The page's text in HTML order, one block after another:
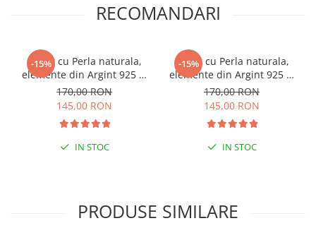
RECOMANDARI
-15%
Colier cu Perla naturala,
elemente din Argint 925 si
margele Miyuki, multicolor
170,00 RON
145,00 RON
IN STOC
-15%
Colier cu Perla naturala,
elemente din Argint 925 si
margele Miyuki, verde/kiwi
170,00 RON
145,00 RON
IN STOC
PRODUSE SIMILARE